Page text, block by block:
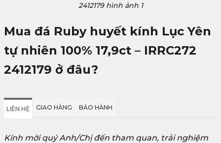
2412179 hình ảnh 1
Mua đá Ruby huyết kính Lục Yên
tự nhiên 100% 17,9ct – IRRC272
2412179 ở đâu?
LIÊN HỆ GIAO HÀNG BẢO HÀNH
Kính mời quý Anh/Chị đến tham quan, trải nghiệm